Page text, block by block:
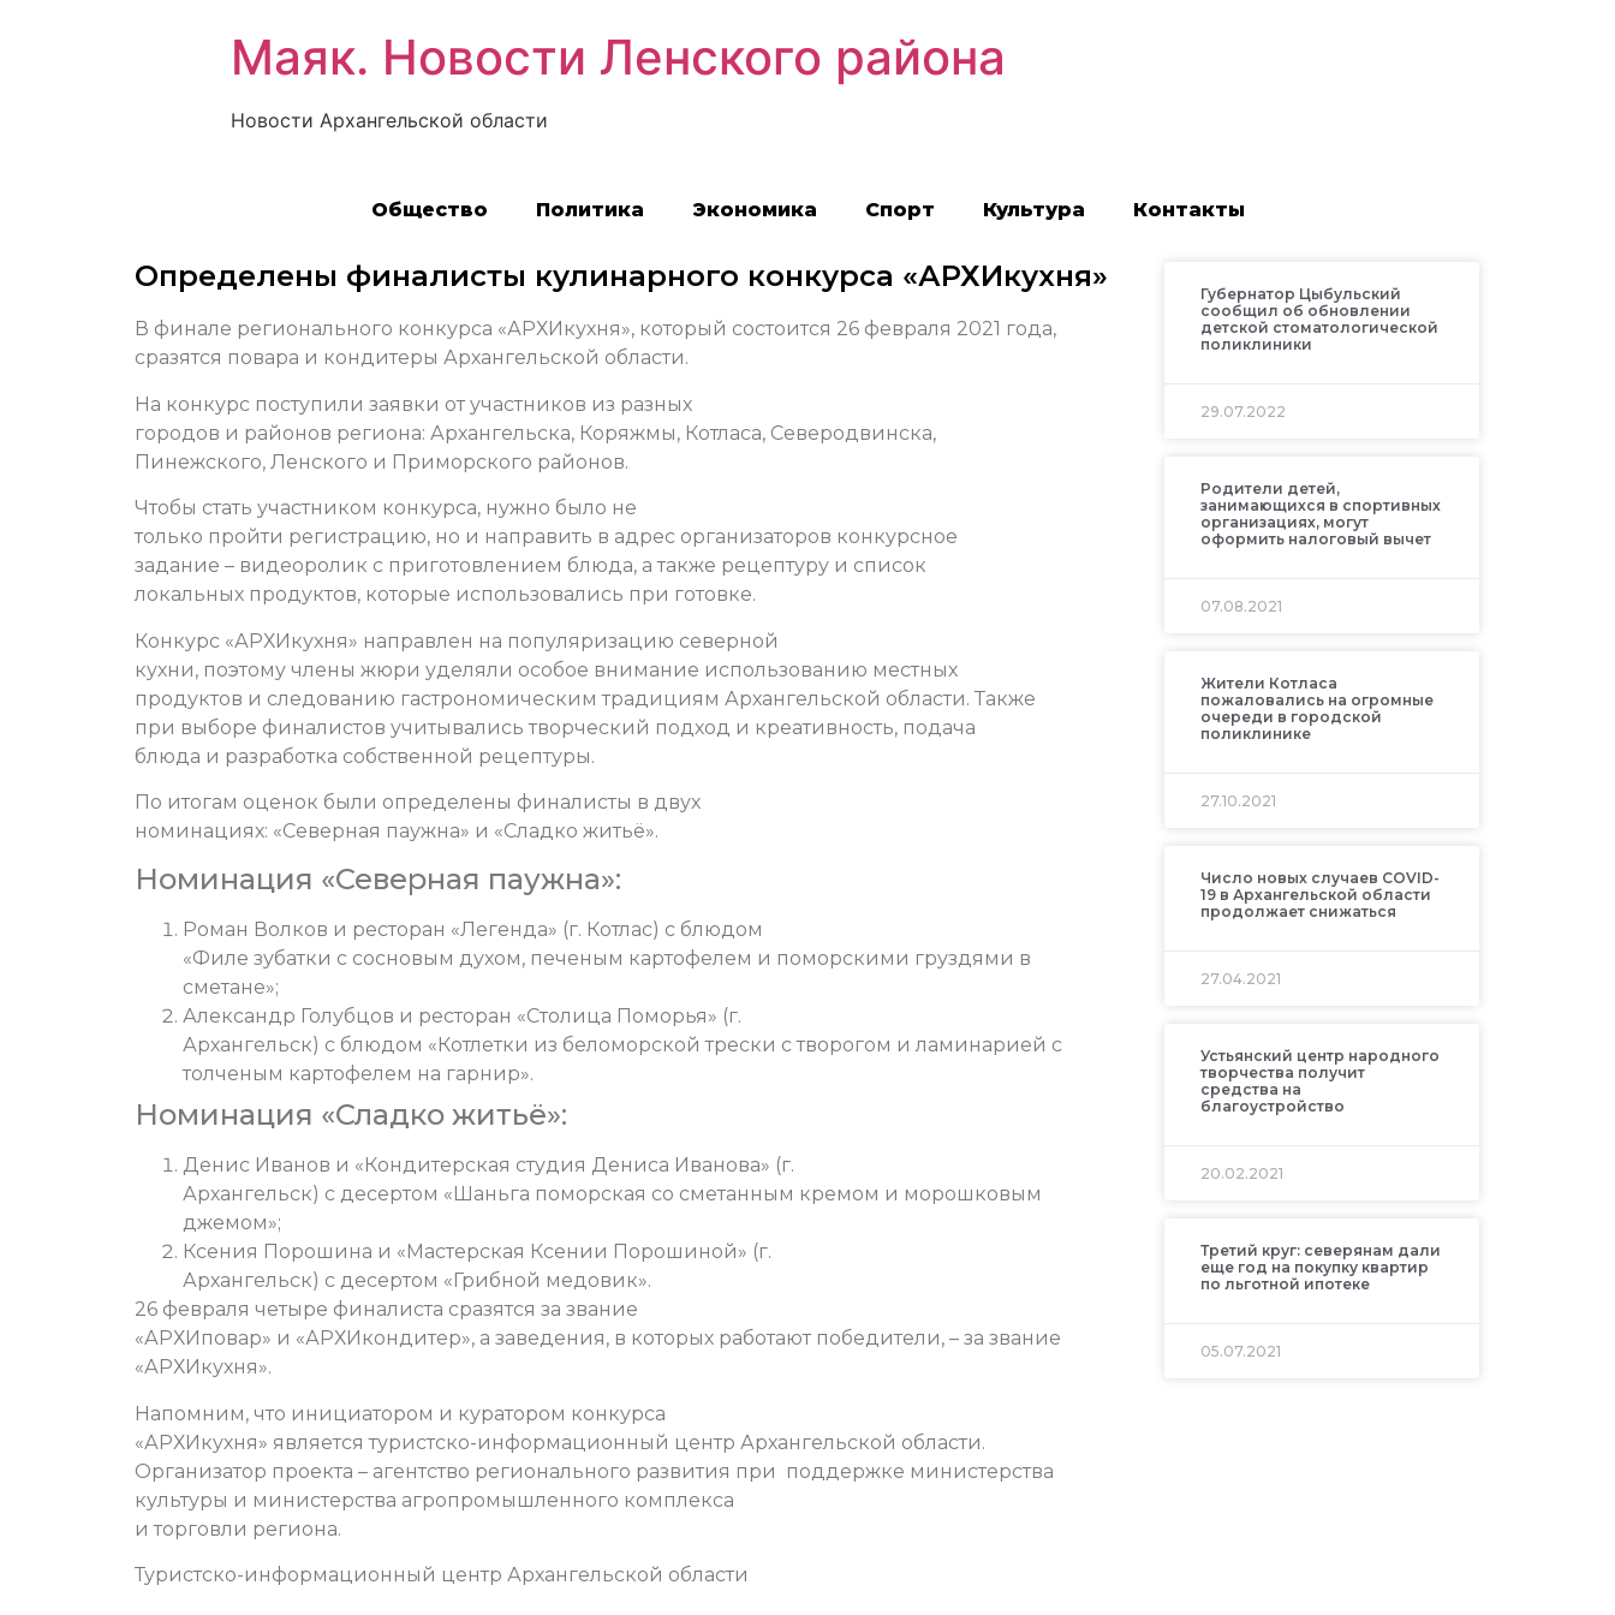
Маяк. Новости Ленского района
Новости Архангельской области
Общество Политика Экономика Спорт Культура Контакты
Определены финалисты кулинарного конкурса «АРХИкухня»
В финале регионального конкурса «АРХИкухня», который состоится 26 февраля 2021 года,
сразятся повара и кондитеры Архангельской области.
На конкурс поступили заявки от участников из разных
городов и районов региона: Архангельска, Коряжмы, Котласа, Северодвинска,
Пинежского, Ленского и Приморского районов.
Чтобы стать участником конкурса, нужно было не
только пройти регистрацию, но и направить в адрес организаторов конкурсное
задание – видеоролик с приготовлением блюда, а также рецептуру и список
локальных продуктов, которые использовались при готовке.
Конкурс «АРХИкухня» направлен на популяризацию северной
кухни, поэтому члены жюри уделяли особое внимание использованию местных
продуктов и следованию гастрономическим традициям Архангельской области. Также
при выборе финалистов учитывались творческий подход и креативность, подача
блюда и разработка собственной рецептуры.
По итогам оценок были определены финалисты в двух
номинациях: «Северная паужна» и «Сладко житьё».
Номинация «Северная паужна»:
Роман Волков и ресторан «Легенда» (г. Котлас) с блюдом
«Филе зубатки с сосновым духом, печеным картофелем и поморскими груздями в
сметане»;
Александр Голубцов и ресторан «Столица Поморья» (г.
Архангельск) с блюдом «Котлетки из беломорской трески с творогом и ламинарией с
толченым картофелем на гарнир».
Номинация «Сладко житьё»:
Денис Иванов и «Кондитерская студия Дениса Иванова» (г.
Архангельск) с десертом «Шаньга поморская со сметанным кремом и морошковым
джемом»;
Ксения Порошина и «Мастерская Ксении Порошиной» (г.
Архангельск) с десертом «Грибной медовик».
26 февраля четыре финалиста сразятся за звание
«АРХИповар» и «АРХИкондитер», а заведения, в которых работают победители, – за звание
«АРХИкухня».
Напомним, что инициатором и куратором конкурса
«АРХИкухня» является туристско-информационный центр Архангельской области.
Организатор проекта – агентство регионального развития при поддержке министерства
культуры и министерства агропромышленного комплекса
и торговли региона.
Туристско-информационный центр Архангельской области
Губернатор Цыбульский
сообщил об обновлении
детской стоматологической
поликлиники
29.07.2022
Родители детей,
занимающихся в спортивных
организациях, могут
оформить налоговый вычет
07.08.2021
Жители Котласа
пожаловались на огромные
очереди в городской
поликлинике
27.10.2021
Число новых случаев COVID-
19 в Архангельской области
продолжает снижаться
27.04.2021
Устьянский центр народного
творчества получит
средства на
благоустройство
20.02.2021
Третий круг: северянам дали
еще год на покупку квартир
по льготной ипотеке
05.07.2021